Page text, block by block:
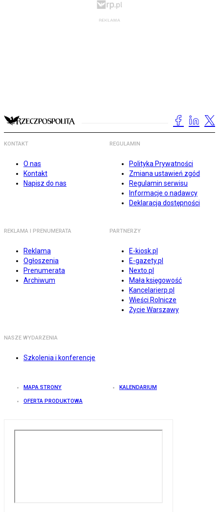
KONTAKT
O nas
Kontakt
Napisz do nas
REGULAMIN
Polityka Prywatności
Zmiana ustawień zgód
Regulamin serwisu
Informacje o nadawcy
Deklaracja dostępności
REKLAMA I PRENUMERATA
Reklama
Ogłoszenia
Prenumerata
Archiwum
PARTNERZY
E-kiosk.pl
E-gazety.pl
Nexto.pl
Mała księgowość
Kancelarierp.pl
Wieści Rolnicze
Życie Warszawy
NASZE WYDARZENIA
Szkolenia i konferencje
MAPA STRONY KALENDARIUM
OFERTA PRODUKTOWA